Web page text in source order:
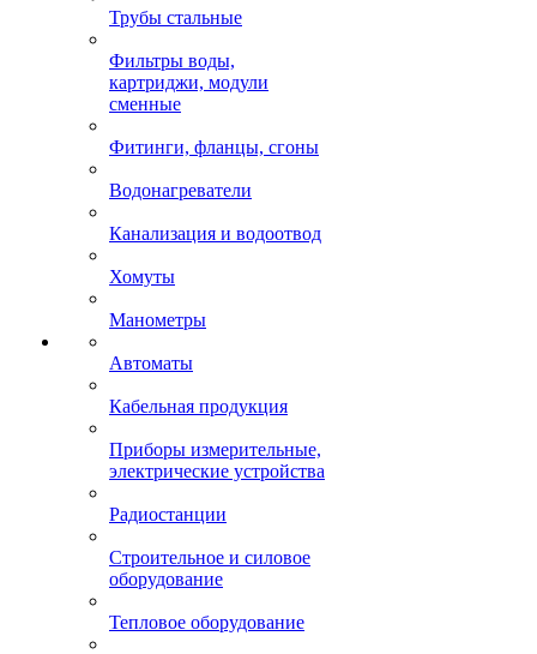
Трубы стальные
Фильтры воды,
картриджи, модули
сменные
Фитинги, фланцы, сгоны
Водонагреватели
Канализация и водоотвод
Хомуты
Манометры
Автоматы
Кабельная продукция
Приборы измерительные,
электрические устройства
Радиостанции
Строительное и силовое
оборудование
Тепловое оборудование